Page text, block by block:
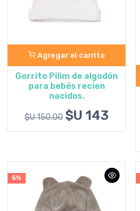
Agregar al carrito
Gorrito Pilim de algodón
para bebés recien
nacidos.
$U 150.00 $U 143
5%